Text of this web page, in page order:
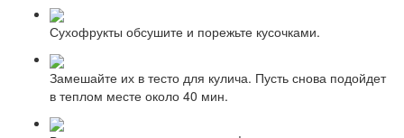
Сухофрукты обсушите и порежьте кусочками.
Замешайте их в тесто для кулича. Пусть снова подойдет
в теплом месте около 40 мин.